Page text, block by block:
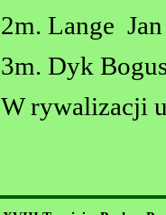
2m. Lange Jan
3m. Dyk
W rywalizacji